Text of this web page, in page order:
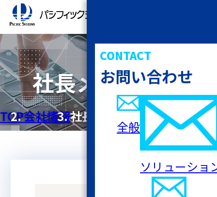
CONTACT
お問い合わせ
全般
ソリューショ
社長メッセージ
TOP会社情報社長メッセージ